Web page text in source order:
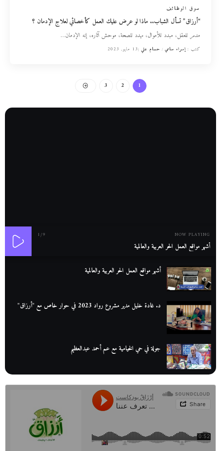
سوق الوظائف
“أرزاق” تسأل الشباب.. ماذا لو عرض عليك العمل كأخصائي لعلاج الإدمان ؟
مدمر للعقل، مبدد للأموال، مهدد للصحة، موحش آثاره، إنه الإدمان…
كتب :إسراء سامي حسام علي 13 مايو, 2023
1
2
3
NOW PLAYING
1/9
أشهر مواقع العمل الحر العربية والعالمية
أشهر مواقع العمل الحر العربية والعالمية
د. غادة خليل مدير مشروع رواد 2023 في حوار خاص مع "أرزاق"
جولة في حي الخيامية مع عم أحمد عبدالعظيم
عم عوض| قصة كفاح بائع كتب تبدأ بالأُمية
أقدم مطحن بن في مصر| يكشف لنا أسرار صناعة البن